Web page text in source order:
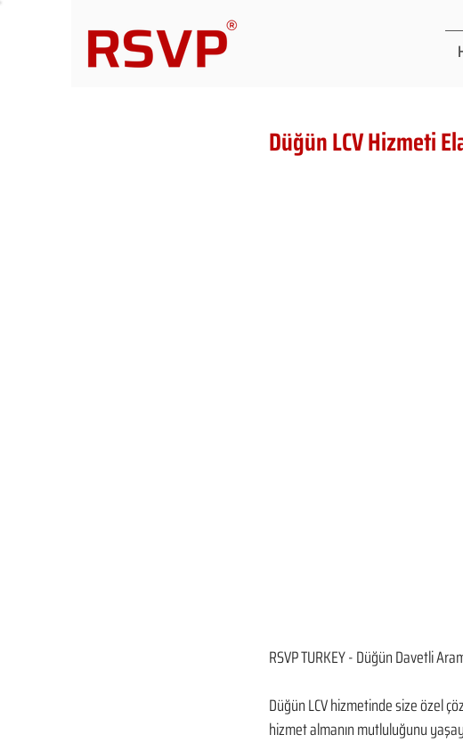
Düğün LCV Hizmeti
RSVP TURKEY - Düğün Davetli
Düğün LCV hizmetinde size özel
hizmet almanın mutluluğunu